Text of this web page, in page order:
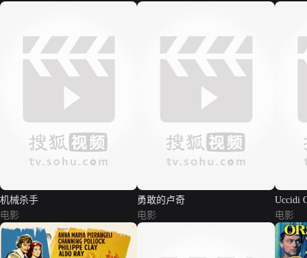
机械杀手
电影
勇敢的卢奇
电影
Uccidi
电影